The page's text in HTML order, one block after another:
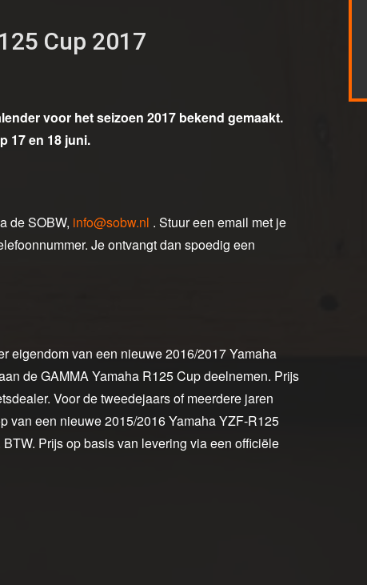
Cup 2017
voor het seizoen 2017 bekend gemaakt.
17 en 18 juni.
de SOBW, info@sobw.nl . Stuur een email met je
Je ontvangt dan spoedig een
eigendom van een nieuwe 2016/2017 Yamaha
de GAMMA Yamaha R125 Cup deelnemen. Prijs
Voor de tweedejaars of meerdere jaren
van een nieuwe 2015/2016 Yamaha YZF-R125
Prijs op basis van levering via een officiële